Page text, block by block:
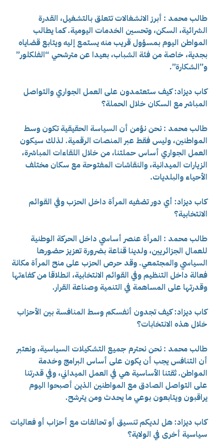
طالب محمد : أبرز الانشغالات تتعلق بالتشغيل، القدرة
الشرائية، السكن، وتحسين الخدمات اليومية. كما يطالب
المواطن اليوم بمسؤول قريب منه يستمع إليه ويتابع قضاياه
بجدية، خاصة من فئة الشباب، بعيدا عن مترشحي “الفلكلور”
و”الشكارة”.
كاب ديزاد: كيف ستعتمدون على العمل الجواري والتواصل
المباشر مع السكان خلال الحملة؟
طالب محمد : نحن نؤمن أن السياسة الحقيقية تكون وسط
المواطنين، وليس فقط عبر المنصات الرقمية. لذلك سيكون
العمل الجواري أساس حملتنا، من خلال اللقاءات المباشرة،
الزيارات الميدانية، والنقاشات المفتوحة مع سكان مختلف
الأحياء والبلديات.
كاب ديزاد: أي دور تضفيه المرأة داخل الحزب وفي القوائم
الانتخابية؟
طالب محمد : المرأة عنصر أساسي داخل الحركة الوطنية
للعمال الجزائريين، ولدينا قناعة بضرورة تعزيز حضورها
السياسي والمجتمعي. وقد حرص الحزب على منح المرأة مكانة
فعالة داخل التنظيم وفي القوائم الانتخابية، انطلاقا من كفاءتها
وقدرتها على المساهمة في التنمية وصناعة القرار.
كاب ديزاد: كيف تجدون أنفسكم وسط المنافسة بين الأحزاب
خلال هذه الانتخابات؟
طالب محمد : نحن نحترم جميع التشكيلات السياسية، ونعتبر
أن التنافس يجب أن يكون على أساس البرامج وخدمة
المواطن. ثقتنا الأساسية هي في العمل الميداني، وفي قدرتنا
على التواصل الصادق مع المواطنين الذين أصبحوا اليوم
يراقبون ويتابعون بوعي ما يحدث ومن يترشح.
كاب ديزاد: هل لديكم تنسيق أو تحالفات مع أحزاب أو فعاليات
سياسية أخرى في الولاية؟